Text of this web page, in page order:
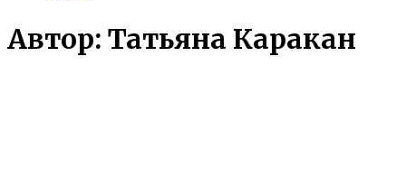
Автор: Татьяна Каракан